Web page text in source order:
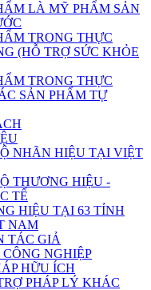
LÀ MỸ PHẨM SẢN
TRONG THỰC
(HỖ TRỢ SỨC KHỎE
TRONG THỰC
SẢN PHẨM TỰ
NHÃN HIỆU TẠI VIỆT
THƯƠNG HIỆU -
TẾ
HIỆU TẠI 63 TỈNH
NAM
TÁC GIẢ
NGHIỆP
HỮU ÍCH
PHÁP LÝ KHÁC